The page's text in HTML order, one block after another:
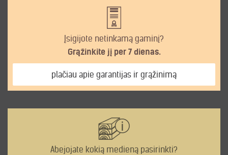
Įsigijote netinkamą gaminį?
Grąžinkite jį per 7 dienas.
plačiau apie garantijas ir grąžinimą
Abejojate kokią medieną pasirinkti?